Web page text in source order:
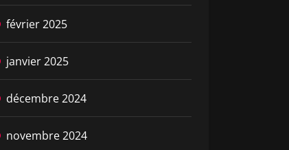
février 2025
janvier 2025
décembre 2024
novembre 2024